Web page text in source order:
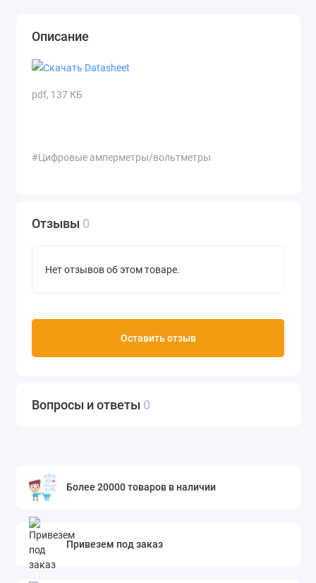
Описание
pdf, 137 КБ
#Цифровые амперметры/вольтметры
Отзывы 0
Нет отзывов об этом товаре.
Оставить отзыв
Вопросы и ответы 0
Более 20000 товаров в наличии
Привезем под заказ